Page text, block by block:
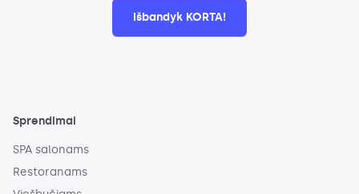
Išbandyk KORTA!
Sprendimai
SPA salonams
Restoranams